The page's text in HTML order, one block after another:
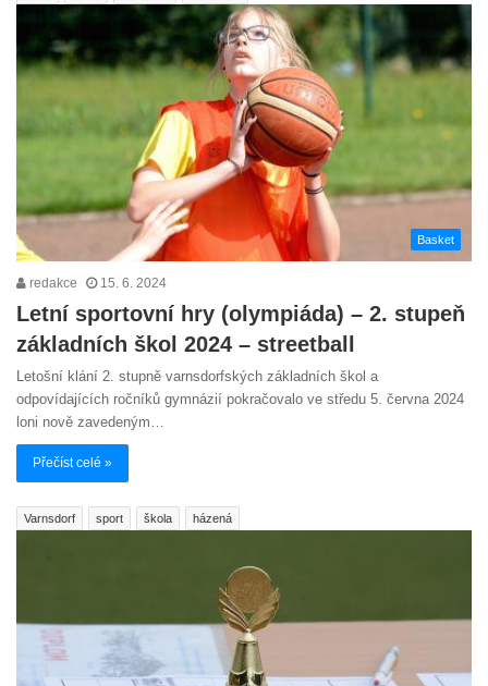
Basket
redakce 15. 6. 2024
Letní sportovní hry (olympiáda) – 2. stupeň
základních škol 2024 – streetball
Letošní klání 2. stupně varnsdorfských základních škol a
odpovídajících ročníků gymnázií pokračovalo ve středu 5. června 2024
loni nově zavedeným…
Přečíst celé »
Varnsdorf sport škola házená